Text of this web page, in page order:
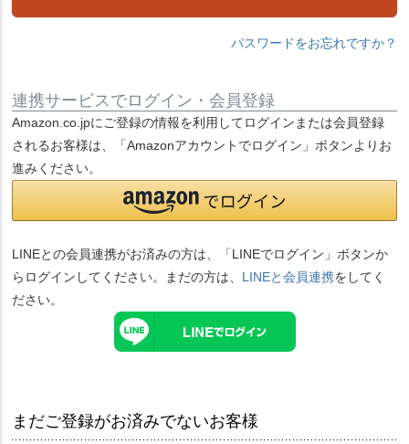
パスワードをお忘れですか？
連携サービスでログイン・会員登録
Amazon.co.jpにご登録の情報を利用してログインまたは会員登録
されるお客様は、「Amazonアカウントでログイン」ボタンよりお
進みください。
LINEとの会員連携がお済みの方は、「LINEでログイン」ボタンか
らログインしてください。まだの方は、 LINEと会員連携をしてく
ださい。
まだご登録がお済みでないお客様